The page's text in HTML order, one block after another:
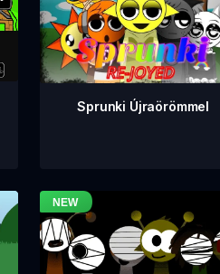
Sprunki Újraörömmel